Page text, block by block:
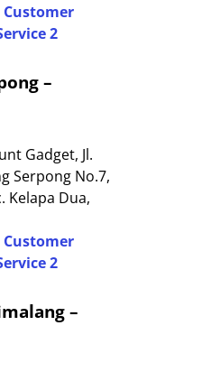
Customer
2
–
Gadget, Jl.
Serpong No.7,
Kelapa Dua,
Customer
2
–